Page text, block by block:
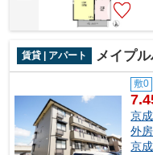
賃貸 | アパート メイプ
敷0
京
外
京